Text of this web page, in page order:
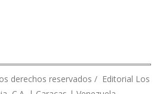
derechos reservados / Editorial Los